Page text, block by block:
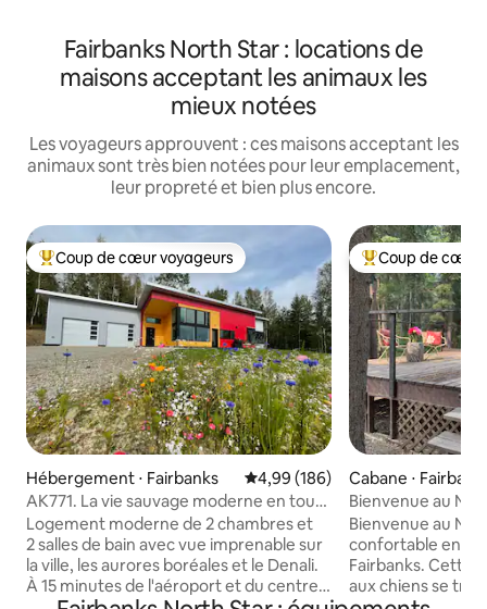
Fairbanks North Star : locations de
maisons acceptant les animaux les
mieux notées
Les voyageurs approuvent : ces maisons acceptant les
animaux sont très bien notées pour leur emplacement,
leur propreté et bien plus encore.
Coups de cœur voyageurs les plus appréciés
Coup de cœur voyageurs
Hébergement ⋅ Fairbanks Évaluation moyenne sur la
4,99 (186)
AK771. La vie sauvage moderne en toute
simplicité.
Logement moderne de 2 chambres et
2 salles de bain avec vue imprenable sur
la ville, les aurores boréales et le Denali.
À 15 minutes de l'aéroport et du centre-
Coups de cœur
Coup de cœur
Cabane ⋅
Bienvenue au
Bienvenue au
confortable en
Fairbanks. Cette
aux chiens se